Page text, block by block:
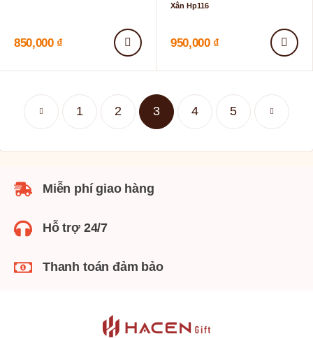
850,000 ₫
Xân Hp116
950,000 ₫
1 2 3 4 5
Miễn phí giao hàng
Hỗ trợ 24/7
Thanh toán đảm bảo